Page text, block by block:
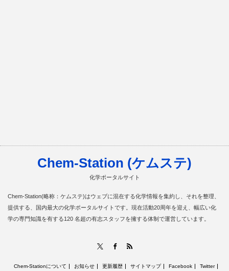
Chem-Station (ケムステ)
化学ポータルサイト
Chem-Station(略称：ケムステ)はウェブに混在する化学情報を集約し、それを整理、
提供する、国内最大の化学ポータルサイトです。現在活動20周年を迎え、幅広い化
学の専門知識を有する120 名超の有志スタッフを擁する体制で運営しています。
Facebook
Chem-Stationについて お知らせ 更新履歴 サイトマップ Facebook Twitter